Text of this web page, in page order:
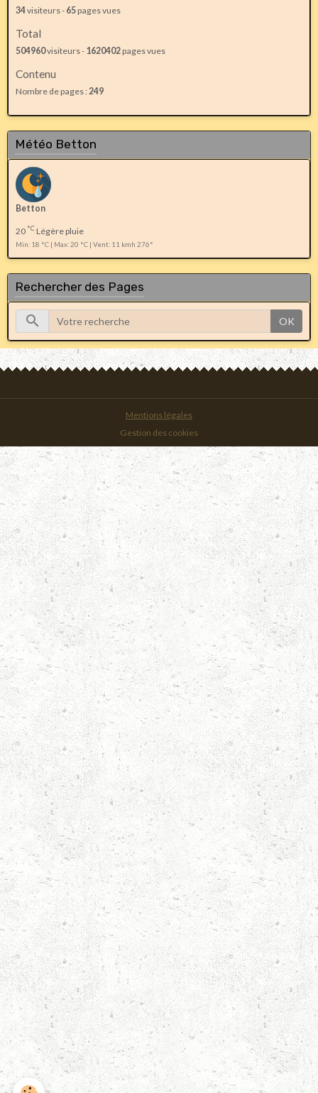
34visiteurs - 65pages vues
Total
504960visiteurs - 1620402pages vues
Contenu
Nombre de pages : 249
Météo Betton
Betton
20 °CLégère pluie
Min: 18 °C | Max: 20 °C | Vent: 11 kmh 276°
Rechercher des Pages
OK
Mentions légales
Gestion des cookies